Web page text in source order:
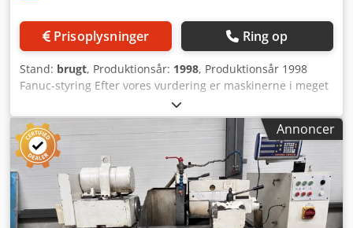
Prisoplysninger Ring op
Stand: brugt, Produktionsår: 1998, Produktionsår 1998
Fanuc-styring Efter vores vurdering er maskinerne i meget
god brugt stand og kan besigtiges under strøm efter aftale.
Tilbehør: - Udsugning - Felsomat indladesystem Et
tilbehørspakke kan købes ekstra. Der er 2 identiske
maskiner tilgængelige. Tilbehør, afbildede værktøjer og
opspændingsmidler medfølger kun leveringen, hvis det er
angivet i de supplerende oplysninger. Cedoxc Nypjpfx Aa
Uorf Ændringer og fejl i de tekniske data og oplysninger
samt mellemsalg forbeholdes!
Annoncer